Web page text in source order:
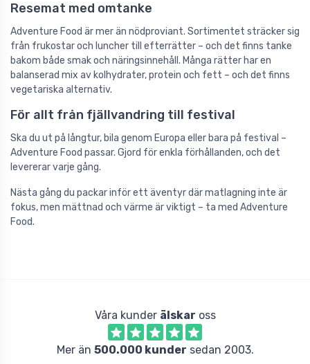
Resemat med omtanke
Adventure Food är mer än nödproviant. Sortimentet sträcker sig
från frukostar och luncher till efterrätter – och det finns tanke
bakom både smak och näringsinnehåll. Många rätter har en
balanserad mix av kolhydrater, protein och fett – och det finns
vegetariska alternativ.
För allt från fjällvandring till festival
Ska du ut på långtur, bila genom Europa eller bara på festival –
Adventure Food passar. Gjord för enkla förhållanden, och det
levererar varje gång.
Nästa gång du packar inför ett äventyr där matlagning inte är
fokus, men mättnad och värme är viktigt – ta med Adventure
Food.
Våra kunder älskar oss
Mer än 500.000 kunder sedan 2003.